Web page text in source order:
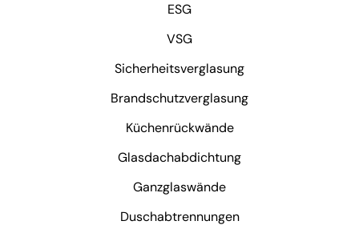
ESG
VSG
Sicherheitsverglasung
Brandschutzverglasung
Küchenrückwände
Glasdachabdichtung
Ganzglaswände
Duschabtrennungen